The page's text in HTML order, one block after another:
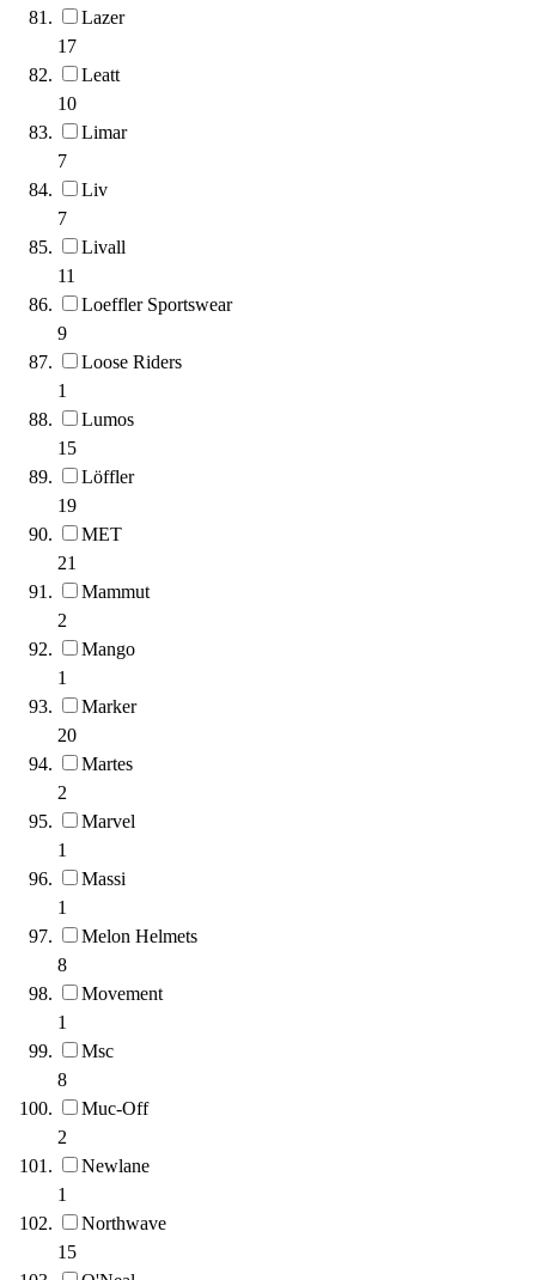
Lazer
17
Leatt
10
Limar
7
Liv
7
Livall
11
Loeffler Sportswear
9
Loose Riders
1
Lumos
15
Löffler
19
MET
21
Mammut
2
Mango
1
Marker
20
Martes
2
Marvel
1
Massi
1
Melon Helmets
8
Movement
1
Msc
8
Muc-Off
2
Newlane
1
Northwave
15